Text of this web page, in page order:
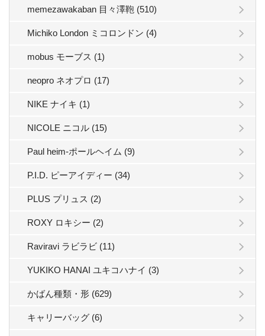
memezawakaban 目々澤鞄 (510)
Michiko London ミコロンドン (4)
mobus モーブス (1)
neopro ネオプロ (17)
NIKE ナイキ (1)
NICOLE ニコル (15)
Paul heim-ポールヘイム (9)
P.I.D. ピーアイディー (34)
PLUS プリュス (2)
ROXY ロキシー (2)
Raviravi ラビラビ (11)
YUKIKO HANAI ユキコハナイ (3)
かばん種類・形 (629)
キャリーバッグ (6)